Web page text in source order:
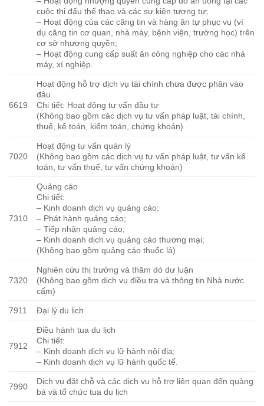
cuộc thi đấu thể thao và các sự kiện tương tự;
– Hoạt động của các căng tin và hàng ăn tự phục vụ (ví
dụ căng tin cơ quan, nhà máy, bệnh viện, trường học) trên
cơ sở nhượng quyền;
– Hoạt động cung cấp suất ăn công nghiệp cho các nhà
máy, xí nghiệp.
6619
Hoạt động hỗ trợ dịch vụ tài chính chưa được phân vào
đâu
Chi tiết: Hoạt động tư vấn đầu tư
(Không bao gồm các dịch vụ tư vấn pháp luật, tài chính,
thuế, kế toán, kiểm toán, chứng khoán)
7020
Hoạt động tư vấn quản lý
(Không bao gồm các dịch vụ tư vấn pháp luật, tư vấn kế
toán, tư vấn thuế, tư vấn chứng khoán)
7310
Quảng cáo
Chi tiết:
– Kinh doanh dịch vụ quảng cáo;
– Phát hành quảng cáo;
– Tiếp nhận quảng cáo;
– Kinh doanh dịch vụ quảng cáo thương mại;
(Không bao gồm quảng cáo thuốc lá)
7320
Nghiên cứu thị trường và thăm dò dư luận
(Không bao gồm dịch vụ điều tra và thông tin Nhà nước
cấm)
7911 Đại lý du lịch
7912
Điều hành tua du lịch
Chi tiết:
– Kinh doanh dịch vụ lữ hành nội địa;
– Kinh doanh dịch vụ lữ hành quốc tế.
7990
Dịch vụ đặt chỗ và các dịch vụ hỗ trợ liên quan đến quảng
bá và tổ chức tua du lịch